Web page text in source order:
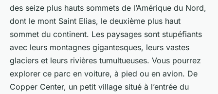
des seize plus hauts sommets de l’Amérique du Nord,
dont le mont Saint Elias, le deuxième plus haut
sommet du continent. Les paysages sont stupéfiants
avec leurs montagnes gigantesques, leurs vastes
glaciers et leurs rivières tumultueuses. Vous pourrez
explorer ce parc en voiture, à pied ou en avion. De
Copper Center, un petit village situé à l’entrée du